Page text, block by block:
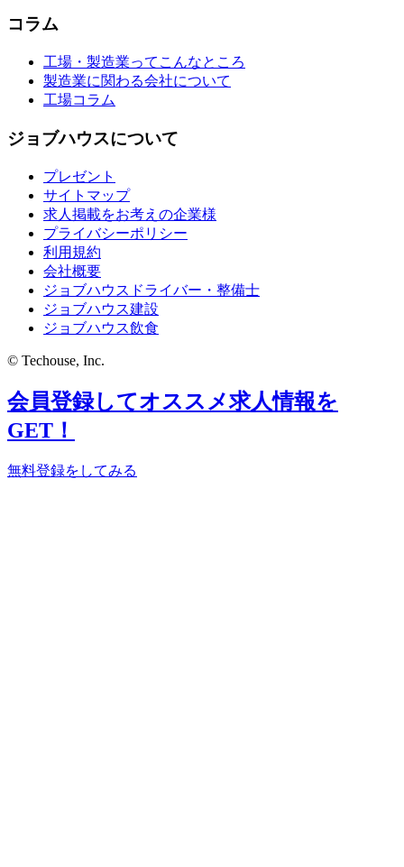
コラム
工場・製造業ってこんなところ
製造業に関わる会社について
工場コラム
ジョブハウスについて
プレゼント
サイトマップ
求人掲載をお考えの企業様
プライバシーポリシー
利用規約
会社概要
ジョブハウスドライバー・整備士
ジョブハウス建設
ジョブハウス飲食
© Techouse, Inc.
会員登録してオススメ求人情報を
GET！
無料登録をしてみる